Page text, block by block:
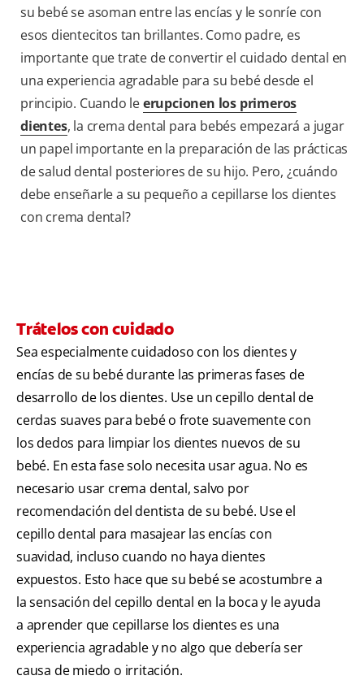
su bebé se asoman entre las encías y le sonríe con
esos dientecitos tan brillantes. Como padre, es
importante que trate de convertir el cuidado dental en
una experiencia agradable para su bebé desde el
principio. Cuando leerupcionen los primeros
dientes, la crema dental para bebés empezará a jugar
un papel importante en la preparación de las prácticas
de salud dental posteriores de su hijo. Pero, ¿cuándo
debe enseñarle a su pequeño a cepillarse los dientes
con crema dental?
Trátelos con cuidado
Sea especialmente cuidadoso con los dientes y
encías de su bebé durante las primeras fases de
desarrollo de los dientes. Use un cepillo dental de
cerdas suaves para bebé o frote suavemente con
los dedos para limpiar los dientes nuevos de su
bebé. En esta fase solo necesita usar agua. No es
necesario usar crema dental, salvo por
recomendación del dentista de su bebé. Use el
cepillo dental para masajear las encías con
suavidad, incluso cuando no haya dientes
expuestos. Esto hace que su bebé se acostumbre a
la sensación del cepillo dental en la boca y le ayuda
a aprender que cepillarse los dientes es una
experiencia agradable y no algo que debería ser
causa de miedo o irritación.